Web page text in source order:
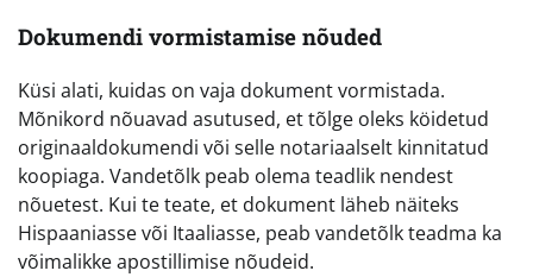
Dokumendi vormistamise nõuded
Küsi alati, kuidas on vaja dokument vormistada.
Mõnikord nõuavad asutused, et tõlge oleks köidetud
originaaldokumendi või selle notariaalselt kinnitatud
koopiaga. Vandetõlk peab olema teadlik nendest
nõuetest. Kui te teate, et dokument läheb näiteks
Hispaaniasse või Itaaliasse, peab vandetõlk teadma ka
võimalikke apostillimise nõudeid.